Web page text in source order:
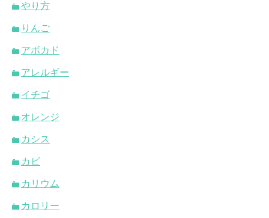
やり方
りんご
アボカド
アレルギー
イチゴ
オレンジ
カシス
カビ
カリウム
カロリー